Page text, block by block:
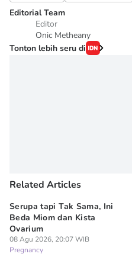
Editorial Team
Editor
Onic Metheany
Tonton lebih seru di
Related Articles
Serupa tapi Tak Sama, Ini
Beda Miom dan Kista
Ovarium
08 Agu 2026, 20:07 WIB
Pregnancy